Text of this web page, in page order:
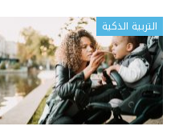
التربية الذكية